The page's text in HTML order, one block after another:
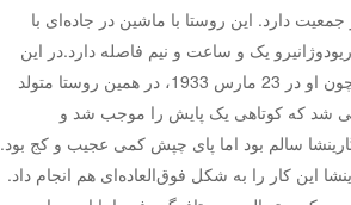
است که اکنون 50 هزار نفر جمعیت دارد. این روستا با ماشین در جاده‌ای با
یک و ساعت و نیم فاصله دارد.در این
دهکده مانوئل دوسانتوس گارینشا دفن شده است چون او در 23 مارس 1933، در همین روستا متولد
شد که کوتاهی یک پایش را موجب شد و
سالم بود اما پای چپش کمی عجیب و کج بود.
این کار را به شکل فوق‌العاده‌ای هم انجام داد.